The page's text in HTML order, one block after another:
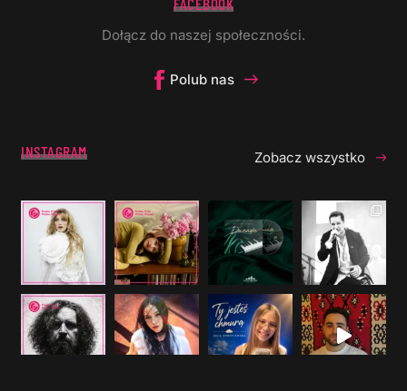
FACEBOOK
Dołącz do naszej społeczności.
Polub nas
INSTAGRAM Zobacz wszystko